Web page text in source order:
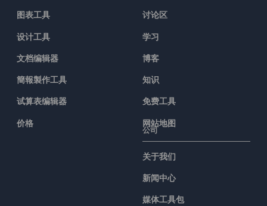
图表工具
设计工具
文档编辑器
簡報製作工具
试算表编辑器
价格
讨论区
学习
博客
知识
免费工具
网站地图
公司
关于我们
新闻中心
媒体工具包